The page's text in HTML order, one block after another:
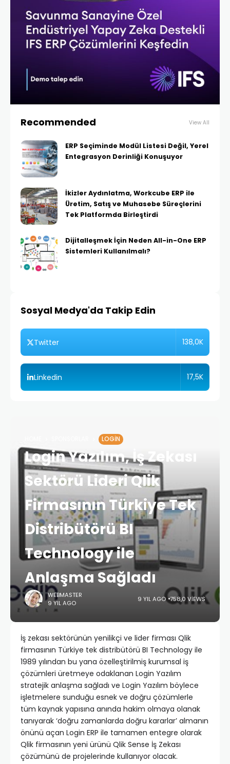
Recommended View All
ERP Seçiminde Modül Listesi Değil, Yerel
Entegrasyon Derinliği Konuşuyor
İkizler Aydınlatma, Workcube ERP ile
Üretim, Satış ve Muhasebe Süreçlerini
Tek Platformda Birleştirdi
Dijitalleşmek İçin Neden All-in-One ERP
Sistemleri Kullanılmalı?
Sosyal Medya'da Takip Edin
Twitter 138,0K
Linkedin 17,5K
LOGIN
Login Yazılım, İş Zekası
Sektörü Lideri Qlik
Firmasının Türkiye Tek
Distribütörü BI
Technology ile
Anlaşma Sağladı
WEBMASTER
9 YIL AGO
9 YIL AGO 758,0 VIEWS
İş zekası sektörünün yenilikçi ve lider firması Qlik
firmasının Türkiye tek distribütörü BI Technology ile
1989 yılından bu yana özelleştirilmiş kurumsal iş
çözümleri üretmeye odaklanan Login Yazılım
stratejik anlaşma sağladı ve Login Yazılım böylece
işletmelere sunduğu esnek ve doğru çözümlerle
tüm kaynak yapısına anında hakim olmaya olanak
tanıyarak ‘doğru zamanlarda doğru kararlar’ almanın
önünü açan Login ERP ile tamamen entegre olarak
Qlik firmasının yeni ürünü Qlik Sense İş Zekası
çözümünü de projelerinde kullanıyor olacak.